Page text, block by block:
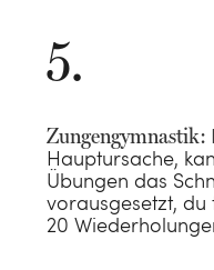
Zungengymnastik: I
Hauptursache,
Übungen das
vorausgesetzt,
20